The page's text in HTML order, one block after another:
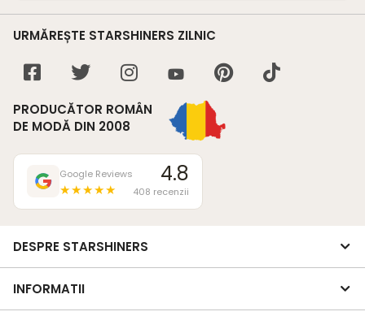
URMĂREȘTE STARSHINERS ZILNIC
PRODUCĂTOR ROMÂN
DE MODĂ DIN 2008
Google Reviews
★★★★★
4.8
408 recenzii
DESPRE STARSHINERS
INFORMATII